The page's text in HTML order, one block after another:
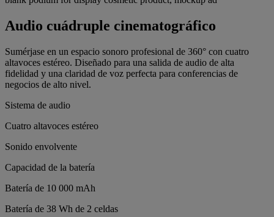
Audio cuádruple cinematográfico
Sumérjase en un espacio sonoro profesional de 360° con cuatro
altavoces estéreo. Diseñado para una salida de audio de alta
fidelidad y una claridad de voz perfecta para conferencias de
negocios de alto nivel.
Sistema de audio
Cuatro altavoces estéreo
Sonido envolvente
Capacidad de la batería
Batería de 10 000 mAh
Batería de 38 Wh de 2 celdas